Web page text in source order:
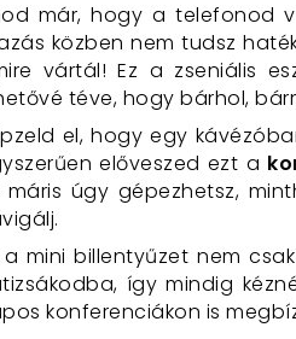
már, hogy a telefonod
közben nem tudsz
vártál! Ez a zseniális
téve, hogy bárhol,
el, hogy egy
előveszed ezt a
máris úgy gépezhetsz,
a mini billentyűzet nem
így mindig
konferenciákon is